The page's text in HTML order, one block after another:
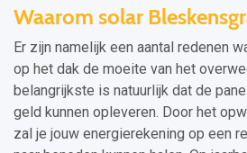
Waarom solar
Er zijn namelijk een aantal redenen
op het dak de moeite van het
belangrijkste is natuurlijk dat de
geld kunnen opleveren. Door het
zal je jouw energierekening op een